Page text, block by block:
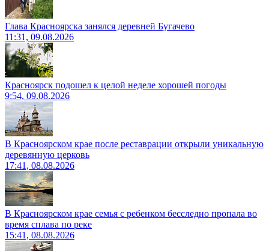
Глава Красноярска занялся деревней Бугачево
11:31, 09.08.2026
Красноярск подошел к целой неделе хорошей погоды
9:54, 09.08.2026
В Красноярском крае после реставрации открыли уникальную
деревянную церковь
17:41, 08.08.2026
В Красноярском крае семья с ребенком бесследно пропала во
время сплава по реке
15:41, 08.08.2026